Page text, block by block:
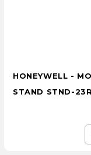
HONEYWELL -
STAND STND-